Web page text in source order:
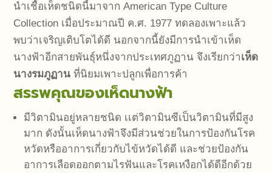
นำเชื้อเห็ดชนิดนี้มาจาก American Type Culture
Collection เมื่อประมาณปี ค.ศ. 1977 ทดลองเพาะแล้ว
พบว่าเจริญเติบโตได้ดี นอกจากนี้ยังมีการนำเข้าเห็ด
นางฟ้าอีกสายพันธุ์หนึ่งจากประเทศภูฏาน จึงเรียกว่าเห็ด
นางรมภูฏาน ที่นิยมเพาะปลูกเพื่อการค้า
สรรพคุณของเห็ดนางฟ้า
มีวิตามินอยู่หลายชนิด เเต่วิตามินซีเป็นวิตามินที่มีสูง
มาก ดังนั้นเห็ดนางฟ้าจึงมีส่วนช่วยในการป้องกันโรค
หวัดหรืออาการเกี่ยวกับไข้หวัดได้ดี และช่วยป้องกัน
อาการเลือดออกตามไรฟันและโรคเหงือกได้ดีอีกด้วย